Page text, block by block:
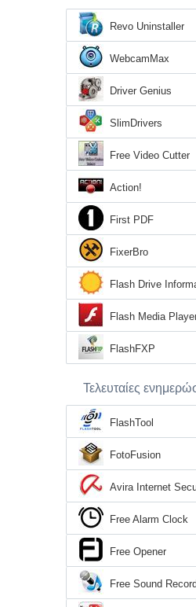
Revo Uninstaller
WebcamMax
Driver Genius
SlimDrivers
Free Video Cutter
Action!
First PDF
FixerBro
Flash Drive
Flash Media
FlashFXP
Τελευταίες
FlashTool
FotoFusion
Avira Internet
Free Alarm Clock
Free Opener
Free Sound